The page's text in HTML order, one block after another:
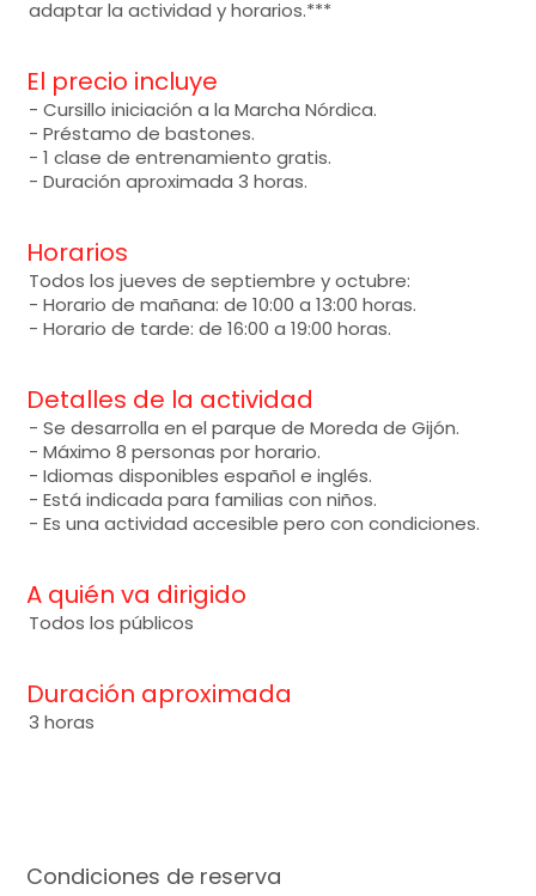
adaptar la actividad y horarios.***
El precio incluye
- Cursillo iniciación a la Marcha Nórdica.
- Préstamo de bastones.
- 1 clase de entrenamiento gratis.
- Duración aproximada 3 horas.
Horarios
Todos los jueves de septiembre y octubre:
- Horario de mañana: de 10:00 a 13:00 horas.
- Horario de tarde: de 16:00 a 19:00 horas.
Detalles de la actividad
- Se desarrolla en el parque de Moreda de Gijón.
- Máximo 8 personas por horario.
- Idiomas disponibles español e inglés.
- Está indicada para familias con niños.
- Es una actividad accesible pero con condiciones.
A quién va dirigido
Todos los públicos
Duración aproximada
3 horas
Condiciones de reserva